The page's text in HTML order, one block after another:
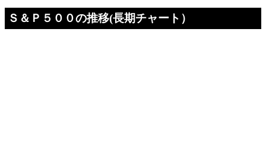
Ｓ＆Ｐ５００の推移(長期チャート）